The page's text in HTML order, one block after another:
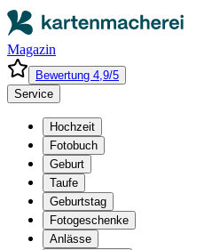
Magazin
Bewertung 4,9/5
Service
Hochzeit
Fotobuch
Geburt
Taufe
Geburtstag
Fotogeschenke
Anlässe